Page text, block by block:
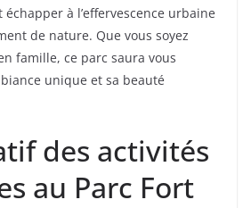
à l’effervescence urbaine
de nature. Que vous soyez
famille, ce parc saura vous
unique et sa beauté
des activités
au Parc Fort